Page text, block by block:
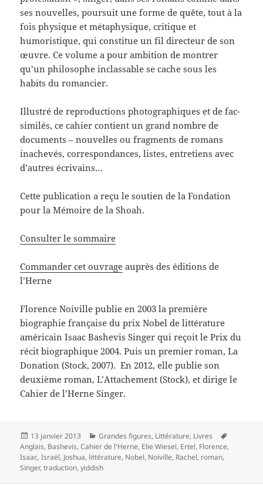
ses nouvelles, poursuit une forme de quête, tout à la
fois physique et métaphysique, critique et
humoristique, qui constitue un fil directeur de son
œuvre. Ce volume a pour ambition de montrer
qu’un philosophe inclassable se cache sous les
habits du romancier.
Illustré de reproductions photographiques et de fac-
similés, ce cahier contient un grand nombre de
documents – nouvelles ou fragments de romans
inachevés, correspondances, listes, entretiens avec
d’autres écrivains…
Cette publication a reçu le soutien de la Fondation
pour la Mémoire de la Shoah.
Consulter le sommaire
Commander cet ouvrage auprès des éditions de
l’Herne
Florence Noiville publie en 2003 la première
biographie française du prix Nobel de littérature
américain Isaac Bashevis Singer qui reçoit le Prix du
récit biographique 2004. Puis un premier roman, La
Donation (Stock, 2007). En 2012, elle publie son
deuxième roman, L’Attachement (Stock), et dirige le
Cahier de l’Herne Singer.
Publié
le
13 janvier 2013 Catégories
Grandes figures, Littérature, Livres
Anglais, Bashevis,Cahier de l'Herne, Elie Wiesel, Ertel, Florence,
Isaac,Israël, Joshua, littérature, Nobel, Noiville, Rachel, roman,
Singer,traduction,yiddish